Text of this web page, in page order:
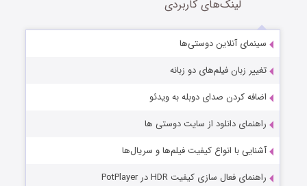
لینک‌های کاربردی
سینمای آنلاین دوستی‌ها
تغییر زبان فیلم‌های دو زبانه
اضافه کردن صدای دوبله به ویدئو
راهنمای دانلود از سایت دوستی ها
آشنایی با انواع کیفیت فیلم‌ها و سریال‌ها
راهنمای فعال سازی کیفیت HDR در PotPlayer